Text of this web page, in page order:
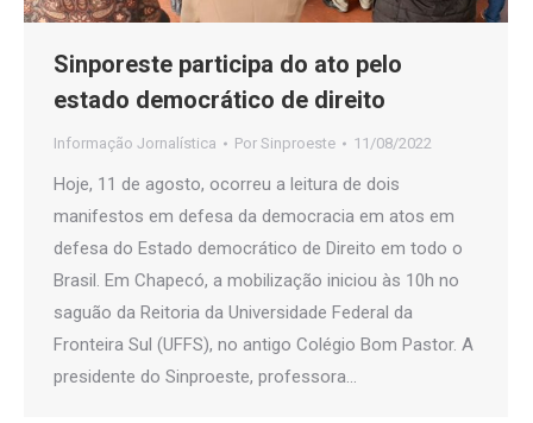
Sinporeste participa do ato pelo
estado democrático de direito
Informação Jornalística Por Sinproeste 11/08/2022
Hoje, 11 de agosto, ocorreu a leitura de dois
manifestos em defesa da democracia em atos em
defesa do Estado democrático de Direito em todo o
Brasil. Em Chapecó, a mobilização iniciou às 10h no
saguão da Reitoria da Universidade Federal da
Fronteira Sul (UFFS), no antigo Colégio Bom Pastor. A
presidente do Sinproeste, professora…